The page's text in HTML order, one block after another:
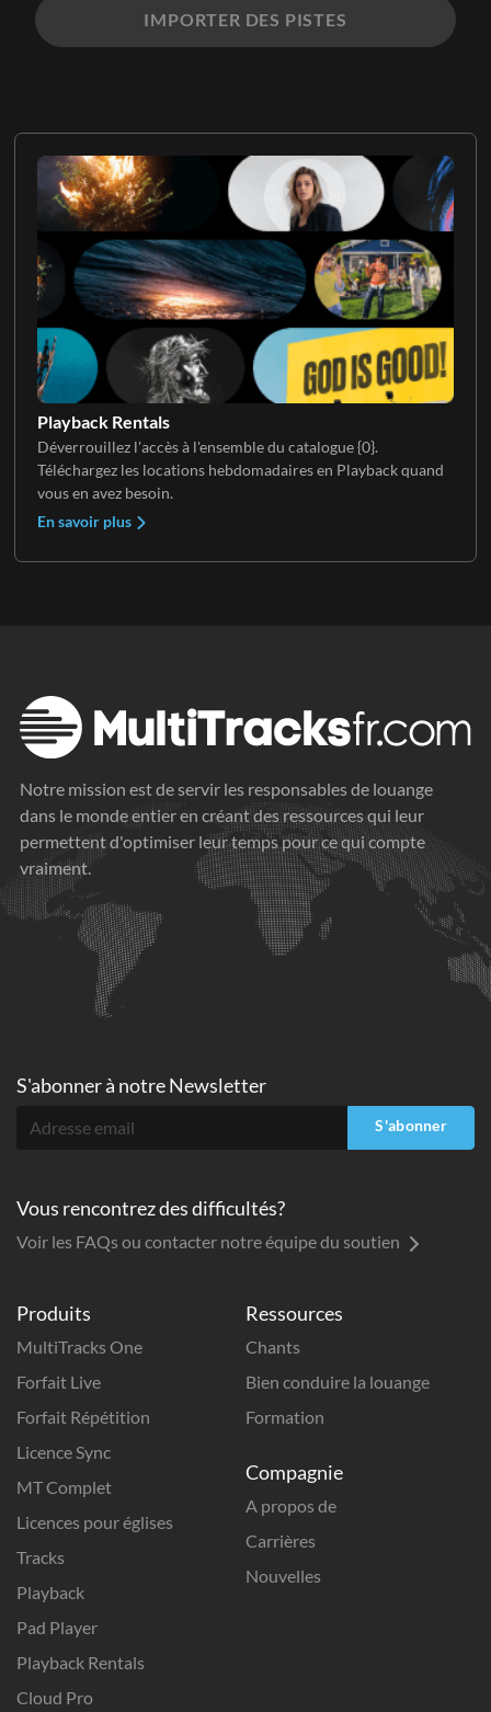
Playback Rentals
Déverrouillez l'accès à l'ensemble du catalogue {0}.
Téléchargez les locations hebdomadaires en Playback quand
vous en avez besoin.
En savoir plus
IMPORTER DES PISTES
Notre mission est de servir les responsables de louange
dans le monde entier en créant des ressources qui leur
permettent d'optimiser leur temps pour ce qui compte
vraiment.
Produits
MultiTracks One
Forfait Live
Forfait Répétition
Licence Sync
MT Complet
Licences pour églises
Tracks
Playback
Pad Player
Playback Rentals
Cloud Pro
Ressources
Chants
Bien conduire la louange
Formation
Compagnie
A propos de
Carrières
Nouvelles
S'abonner à notre Newsletter
S'abonner
Vous rencontrez des difficultés?
Voir les FAQs ou contacter notre équipe du soutien